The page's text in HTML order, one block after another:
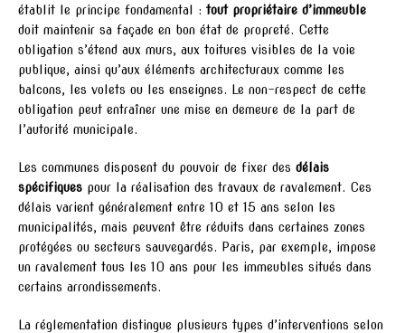
établit le principe fondamental : tout propriétaire d’immeuble
doit maintenir sa façade en bon état de propreté. Cette
obligation s’étend aux murs, aux toitures visibles de la voie
publique, ainsi qu’aux éléments architecturaux comme les
balcons, les volets ou les enseignes. Le non-respect de cette
obligation peut entraîner une mise en demeure de la part de
l’autorité municipale.
Les communes disposent du pouvoir de fixer des délais
spécifiques pour la réalisation des travaux de ravalement. Ces
délais varient généralement entre 10 et 15 ans selon les
municipalités, mais peuvent être réduits dans certaines zones
protégées ou secteurs sauvegardés. Paris, par exemple, impose
un ravalement tous les 10 ans pour les immeubles situés dans
certains arrondissements.
La réglementation distingue plusieurs types d’interventions selon